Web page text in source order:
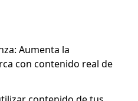
Aumenta la
con contenido real de